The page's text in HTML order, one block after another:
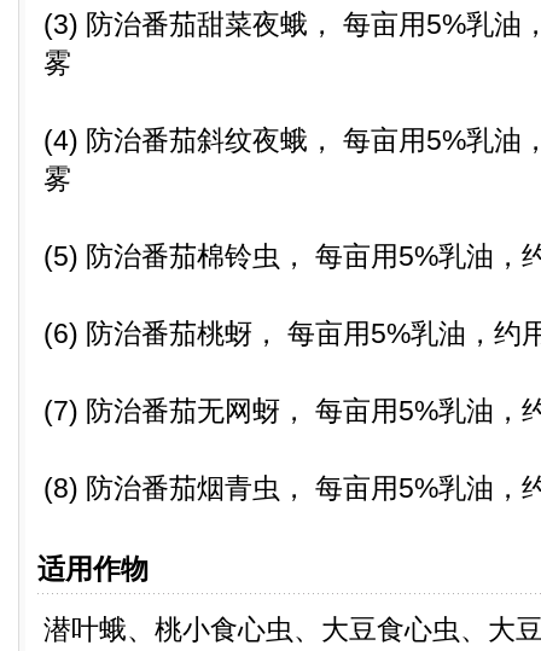
(3) 防治番茄甜菜夜蛾， 每亩用5%乳油
雾
(4) 防治番茄斜纹夜蛾， 每亩用5%乳油
雾
(5) 防治番茄棉铃虫， 每亩用5%乳油，
(6) 防治番茄桃蚜， 每亩用5%乳油，约
(7) 防治番茄无网蚜， 每亩用5%乳油，
(8) 防治番茄烟青虫， 每亩用5%乳油，
适用作物
潜叶蛾、桃小食心虫、大豆食心虫、大